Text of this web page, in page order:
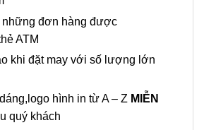
những đơn hàng được
ATM
khi đặt may với số lượng lớn
hình in từ A – Z MIỄN
quý khách